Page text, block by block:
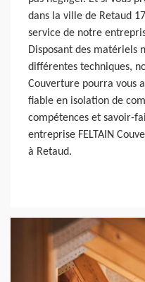
dans la ville de Retaud
service de notre
Disposant des matériels
différentes techniques,
Couverture pourra vous
fiable en isolation de
compétences et savoir-
entreprise FELTAIN
à Retaud.